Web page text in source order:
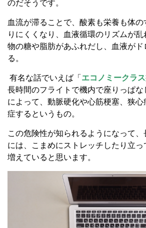
のだそうです。
血流が滞ることで、酸素も栄養も体
りにくくなり、血液循環のリズムが
物の糖や脂肪があふれだし、血液がド
る。
有名な話でいえば「 エコノミークラ
長時間のフライトで機内で座りっぱな
によって、動脈硬化や心筋梗塞、狭
症するというもの。
この危険性が知られるようになって
には、こまめにストレッチしたり立
増えていると思います。